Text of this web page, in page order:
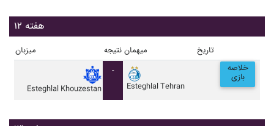
هفته ۱۲
میزبان نتیجه میهمان تاریخ
Esteghlal Khouzestan
-
Esteghlal Tehran
خلاصه
بازی